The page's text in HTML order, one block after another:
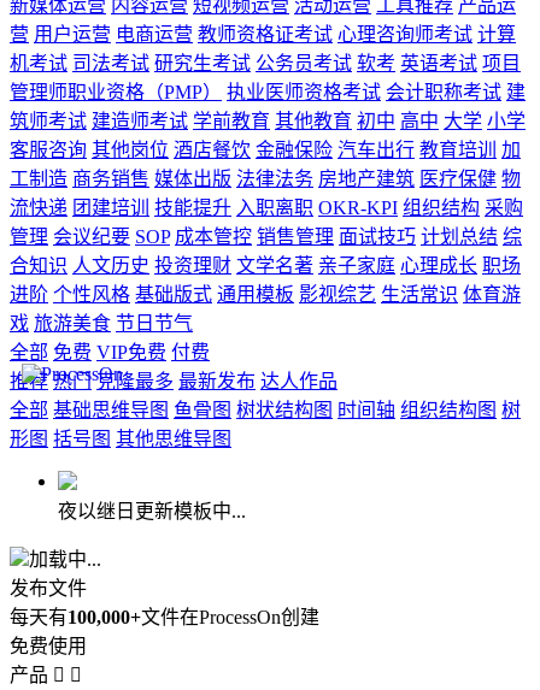
新媒体运营 内容运营 短视频运营 活动运营 工具推荐 产品运
营 用户运营 电商运营 教师资格证考试 心理咨询师考试 计算
机考试 司法考试 研究生考试 公务员考试 软考 英语考试 项目
管理师职业资格（PMP）
执业医师资格考试 会计职称考试 建
筑师考试 建造师考试 学前教育 其他教育 初中 高中 大学 小学
客服咨询 其他岗位 酒店餐饮 金融保险 汽车出行 教育培训
加
工制造 商务销售 媒体出版 法律法务 房地产建筑 医疗保健 物
流快递 团建培训 技能提升 入职离职 OKR-KPI 组织结构 采购
管理 会议纪要 SOP 成本管控 销售管理 面试技巧 计划总结 综
合知识 人文历史 投资理财 文学名著 亲子家庭 心理成长 职场
进阶 个性风格 基础版式 通用模板 影视综艺 生活常识 体育游
戏 旅游美食 节日节气
全部 免费 VIP免费 付费
推荐 热门 克隆最多 最新发布 达人作品
全部 基础思维导图 鱼骨图 树状结构图 时间轴 组织结构图 树
形图 括号图 其他思维导图
夜以继日更新模板中...
加载中...
发布文件
每天有100,000+文件在ProcessOn创建
免费使用
产品  